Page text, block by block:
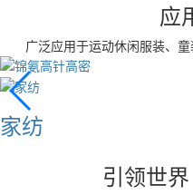
应
广泛应用于运动休闲服装、
家纺
引领世